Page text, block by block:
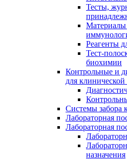
Тесты,
Материалы
Реагенты
Тест-
биохимии
Контрольные и
для
Системы забора
Лабораторная
Лабораторная
назначения